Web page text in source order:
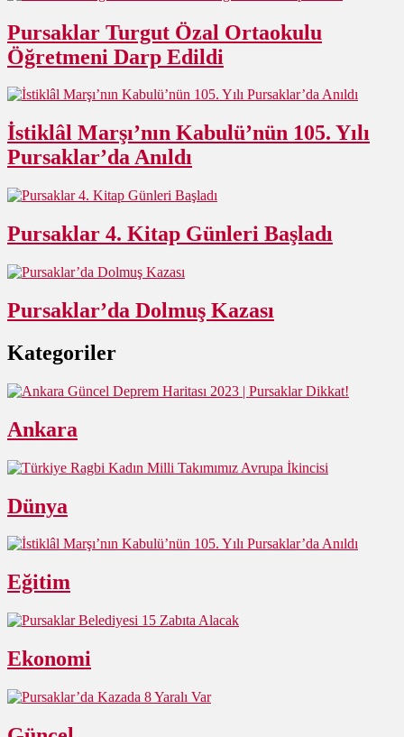
Pursaklar Turgut Özal Ortaokulu
Öğretmeni Darp Edildi
İstiklâl Marşı’nın Kabulü’nün 105. Yılı
Pursaklar’da Anıldı
Pursaklar 4. Kitap Günleri Başladı
Pursaklar’da Dolmuş Kazası
Kategoriler
Ankara
Dünya
Eğitim
Ekonomi